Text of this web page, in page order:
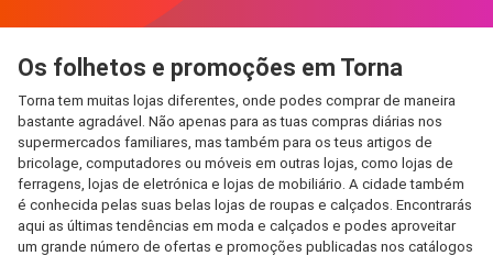
Os folhetos e promoções em Torna
Torna tem muitas lojas diferentes, onde podes comprar de maneira
bastante agradável. Não apenas para as tuas compras diárias nos
supermercados familiares, mas também para os teus artigos de
bricolage, computadores ou móveis em outras lojas, como lojas de
ferragens, lojas de eletrónica e lojas de mobiliário. A cidade também
é conhecida pelas suas belas lojas de roupas e calçados. Encontrarás
aqui as últimas tendências em moda e calçados e podes aproveitar
um grande número de ofertas e promoções publicadas nos catálogos